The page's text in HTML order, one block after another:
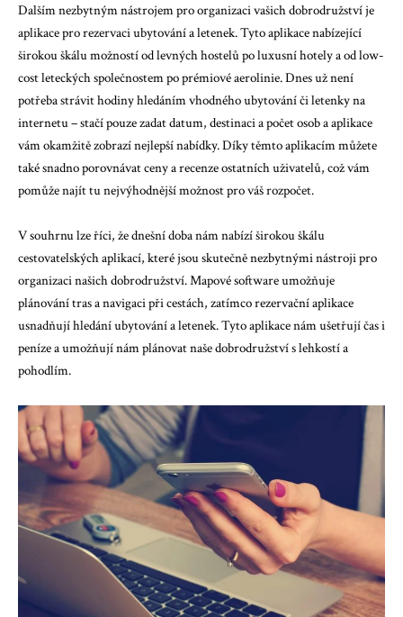
Dalším nezbytným nástrojem pro organizaci vašich dobrodružství je
aplikace pro rezervaci ubytování a letenek. Tyto aplikace nabízející
širokou škálu možností od levných hostelů po luxusní hotely a od low-
cost leteckých společnostem po prémiové aerolinie. Dnes už není
potřeba strávit hodiny hledáním vhodného ubytování či letenky na
internetu – stačí pouze zadat datum, destinaci a počet osob a aplikace
vám okamžitě zobrazí nejlepší nabídky. Díky těmto aplikacím můžete
také snadno porovnávat ceny a recenze ostatních uživatelů, což vám
pomůže najít tu nejvýhodnější možnost pro váš rozpočet.
V souhrnu lze říci, že dnešní doba nám nabízí širokou škálu
cestovatelských aplikací, které jsou skutečně nezbytnými nástroji pro
organizaci našich dobrodružství. Mapové software umožňuje
plánování tras a navigaci při cestách, zatímco rezervační aplikace
usnadňují hledání ubytování a letenek. Tyto aplikace nám ušetřují čas i
peníze a umožňují nám plánovat naše dobrodružství s lehkostí a
pohodlím.